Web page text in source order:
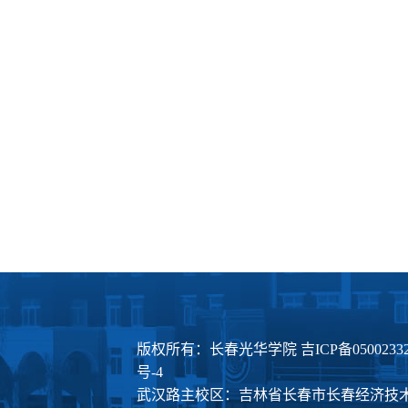
版权所有：长春光华学院 吉ICP备
号-4
武汉路主校区：吉林省长春市长春经济技